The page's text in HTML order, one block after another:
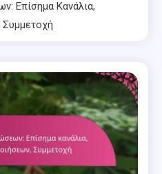
Επίσημα Κανάλια,
Συμμετοχή